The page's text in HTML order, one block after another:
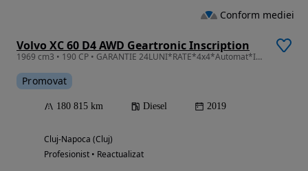
Volvo XC 60 D4 AWD Geartronic Inscription
1969 cm3 • 190 CP • GARANTIE 24LUNI*RATE*4x4*Automat*Inscription*Led*Line Assist*Distronic
Promovat
180 815 km Diesel 2019
Cluj-Napoca (Cluj)
Profesionist • Reactualizat
Conform mediei